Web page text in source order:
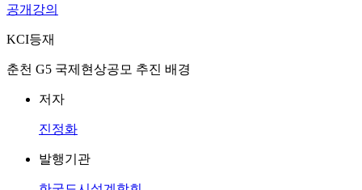
공개강의
KCI등재
춘천 G5 국제현상공모 추진 배경
저자
진정화
발행기관